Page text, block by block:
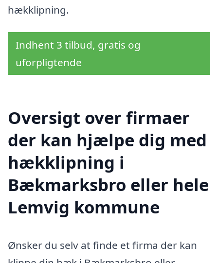
hækklipning.
Indhent 3 tilbud, gratis og
uforpligtende
Oversigt over firmaer
der kan hjælpe dig med
hækklipning i
Bækmarksbro eller hele
Lemvig kommune
Ønsker du selv at finde et firma der kan